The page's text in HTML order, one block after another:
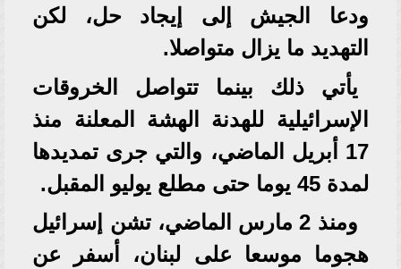
ودعا الجيش إلى إيجاد حل، لكن
التهديد ما يزال متواصلا.
يأتي ذلك بينما تتواصل الخروقات
الإسرائيلية للهدنة الهشة المعلنة منذ
17 أبريل الماضي، والتي جرى تمديدها
لمدة 45 يوما حتى مطلع يوليو المقبل.
ومنذ 2 مارس الماضي، تشن إسرائيل
هجوما موسعا على لبنان، أسفر عن